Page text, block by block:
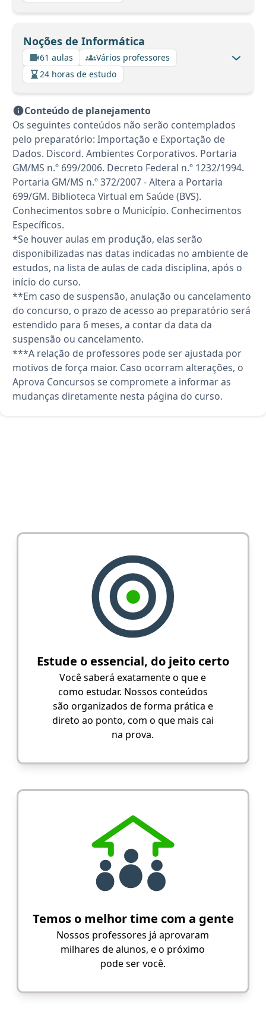
Noções de Informática
61 aulas
Vários professores
24 horas de estudo
Conteúdo de planejamento
Os seguintes conteúdos não serão contemplados
pelo preparatório: Importação e Exportação de
Dados. Discord. Ambientes Corporativos. Portaria
GM/MS n.º 699/2006. Decreto Federal n.º 1232/1994.
Portaria GM/MS n.º 372/2007 - Altera a Portaria
699/GM. Biblioteca Virtual em Saúde (BVS).
Conhecimentos sobre o Município. Conhecimentos
Específicos.
*Se houver aulas em produção, elas serão
disponibilizadas nas datas indicadas no ambiente de
estudos, na lista de aulas de cada disciplina, após o
início do curso.
**Em caso de suspensão, anulação ou cancelamento
do concurso, o prazo de acesso ao preparatório será
estendido para 6 meses, a contar da data da
suspensão ou cancelamento.
***A relação de professores pode ser ajustada por
motivos de força maior. Caso ocorram alterações, o
Aprova Concursos se compromete a informar as
mudanças diretamente nesta página do curso.
Estude o essencial, do jeito certo
Você saberá exatamente o que e
como estudar. Nossos conteúdos
são organizados de forma prática e
direto ao ponto, com o que mais cai
na prova.
Temos o melhor time com a gente
Nossos professores já aprovaram
milhares de alunos, e o próximo
pode ser você.